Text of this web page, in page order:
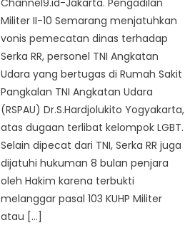
Militer II-10 Semarang menjatuhkan
vonis pemecatan dinas terhadap
Serka RR, personel TNI Angkatan
Udara yang bertugas di Rumah Sakit
Pangkalan TNI Angkatan Udara
(RSPAU) Dr.S.Hardjolukito Yogyakarta,
atas dugaan terlibat kelompok LGBT.
Selain dipecat dari TNI, Serka RR juga
dijatuhi hukuman 8 bulan penjara
oleh Hakim karena terbukti
melanggar pasal 103 KUHP Militer
atau […]